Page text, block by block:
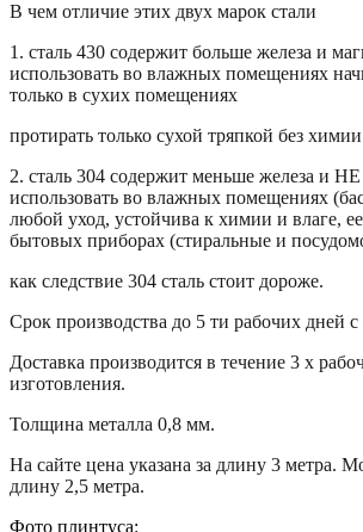
В чем отличие этих двух марок стали
1. сталь 430 содержит больше железа и
использовать во влажных помещениях
только в сухих помещениях
протирать только сухой тряпкой без
2. сталь 304 содержит меньше железа и
использовать во влажных помещениях
любой уход, устойчива к химии и влаге,
бытовых приборах (стиральные и
как следствие 304 сталь стоит дороже.
Срок производства до 5 ти рабочих дней
Доставка производится в течение 3 х
изготовления.
Толщина металла 0,8 мм.
На сайте цена указана за длину 3 метра.
длину 2,5 метра.
Фото плинтуса: